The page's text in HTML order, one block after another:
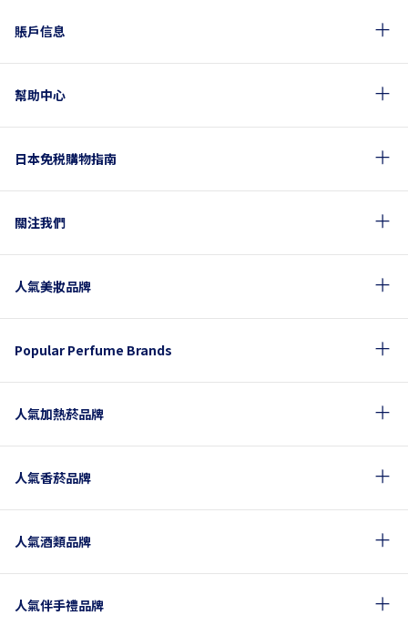
賬戶信息
幫助中心
日本免税購物指南
關注我們
人氣美妝品牌
Popular Perfume Brands
人氣加熱菸品牌
人氣香菸品牌
人氣酒類品牌
人氣伴手禮品牌